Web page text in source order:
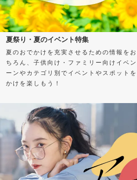
夏祭り・夏のイベント特集
夏のおでかけを充実させるための情報を
ちろん、子供向け・ファミリー向けイベ
ーンやカテゴリ別でイベントやスポット
かけを楽しもう！